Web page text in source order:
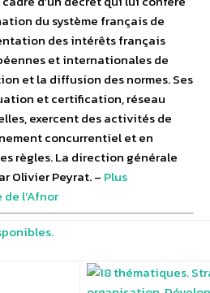
du système français de
des intérêts français
et internationales de
et la diffusion des normes. Ses
et certification, réseau
exercent des activités de
concurrentiel et en
règles. La direction générale
Olivier Peyrat. – Plus
l’Afnor